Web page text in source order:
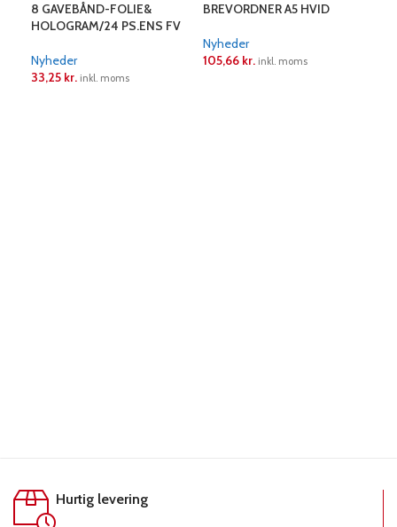
8 GAVEBÅND-FOLIE&
HOLOGRAM/24 PS.ENS FV
Nyheder
33,25 kr. inkl. moms
BREVORDNER A5 HVID
Nyheder
105,66 kr. inkl. moms
Hurtig levering